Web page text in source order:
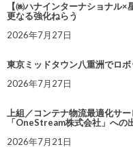
【㈱ハナインターナショナル
更なる強化ねらう
2026年7月27日
東京ミッドタウン八重洲でロ
2026年7月27日
上組／コンテナ物流最適化サ
「OneStream株式会社」への
2026年7月21日